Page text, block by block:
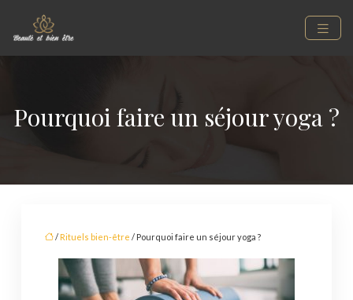
Pourquoi faire un séjour yoga ?
/ Rituels bien-être / Pourquoi faire un séjour yoga ?